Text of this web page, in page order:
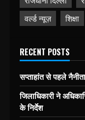
वर्ल्ड न्यूज़
शिक्षा
RECENT POSTS
सप्ताहांत से पहले
जिलाधिकारी ने
के निर्देश